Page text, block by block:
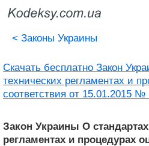
< Законы Украины
Скачать бесплатно Закон
технических регламентах и
соответствия от 15.01.2015 №
Закон Украины О
регламентах и ​​процедурах